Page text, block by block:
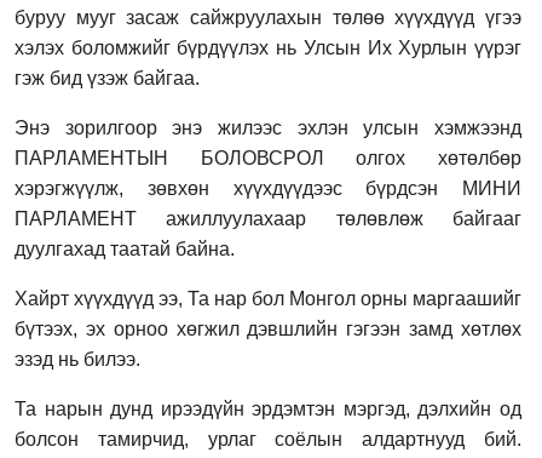
буруу мууг засаж сайжруулахын төлөө хүүхдүүд үгээ
хэлэх боломжийг бүрдүүлэх нь Улсын Их Хурлын үүрэг
гэж бид үзэж байгаа.
Энэ зорилгоор энэ жилээс эхлэн улсын хэмжээнд
ПАРЛАМЕНТЫН БОЛОВСРОЛ олгох хөтөлбөр
хэрэгжүүлж, зөвхөн хүүхдүүдээс бүрдсэн МИНИ
ПАРЛАМЕНТ ажиллуулахаар төлөвлөж байгааг
дуулгахад таатай байна.
Хайрт хүүхдүүд ээ, Та нар бол Монгол орны маргаашийг
бүтээх, эх орноо хөгжил дэвшлийн гэгээн замд хөтлөх
эзэд нь билээ.
Та нарын дунд ирээдүйн эрдэмтэн мэргэд, дэлхийн од
болсон тамирчид, урлаг соёлын алдартнууд бий.